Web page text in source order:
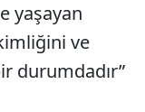
yaşayan
ve
durumdadır”